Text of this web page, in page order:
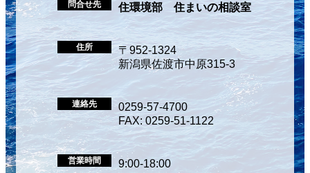
問合せ先 住環境部 住まいの相談室
住所
〒952-1324
新潟県佐渡市中原315-3
連絡先
0259-57-4700
FAX: 0259-51-1122
営業時間 9:00-18:00